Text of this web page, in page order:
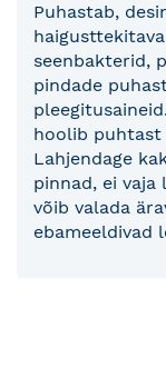
Puhastab,
seenbakterid,
pindade
hoolib puhtast
Lahjendage
pinnad, ei
võib valada
ebameeldivad